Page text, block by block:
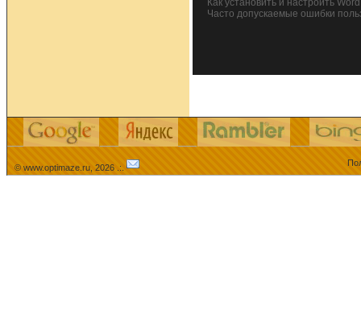
Как установить и настроить
Часто допускаемые ошибки
© www.optimaze.ru, 2026 .:.